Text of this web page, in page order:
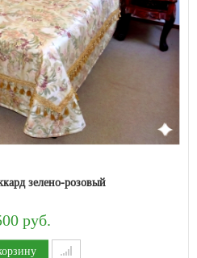
зелено-розовый
руб.